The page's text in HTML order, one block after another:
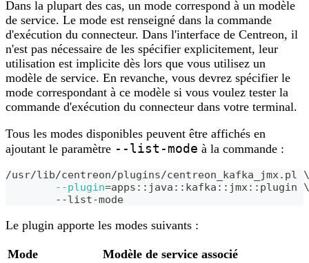
Dans la plupart des cas, un mode correspond à un modèle
de service. Le mode est renseigné dans la commande
d'exécution du connecteur. Dans l'interface de Centreon, il
n'est pas nécessaire de les spécifier explicitement, leur
utilisation est implicite dès lors que vous utilisez un
modèle de service. En revanche, vous devrez spécifier le
mode correspondant à ce modèle si vous voulez tester la
commande d'exécution du connecteur dans votre terminal.
Tous les modes disponibles peuvent être affichés en
ajoutant le paramètre --list-mode à la commande :
/usr/lib/centreon/plugins/centreon_kafka_jmx.pl \
--plugin=apps::java::kafka::jmx::plugin \
	--list-mode
Le plugin apporte les modes suivants :
Mode
Modèle de service associé